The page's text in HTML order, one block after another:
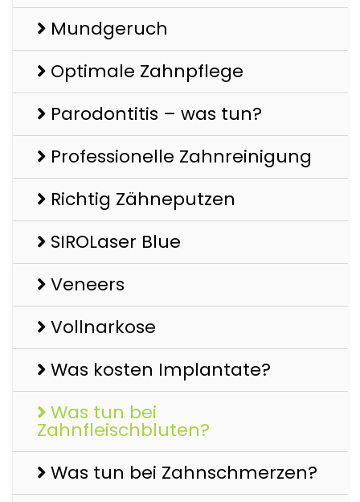
Mundgeruch
Optimale Zahnpflege
Parodontitis – was tun?
Professionelle Zahnreinigung
Richtig Zähneputzen
SIROLaser Blue
Veneers
Vollnarkose
Was kosten Implantate?
Was tun bei
Zahnfleischbluten?
Was tun bei Zahnschmerzen?